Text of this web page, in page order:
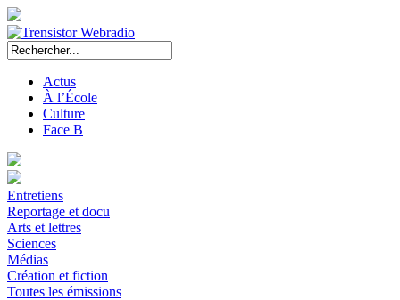
Actus
À l’École
Culture
Face B
Entretiens
Reportage et docu
Arts et lettres
Sciences
Médias
Création et fiction
Toutes les émissions